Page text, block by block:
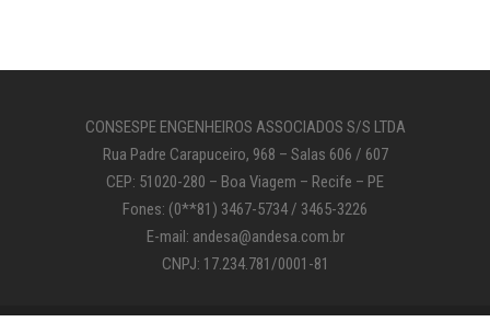
CONSESPE ENGENHEIROS ASSOCIADOS S/S LTDA
Rua Padre Carapuceiro, 968 – Salas 606 / 607
CEP: 51020-280 – Boa Viagem – Recife – PE
Fones: (0**81) 3467-5734 / 3465-3226
E-mail: andesa@andesa.com.br
CNPJ: 17.234.781/0001-81